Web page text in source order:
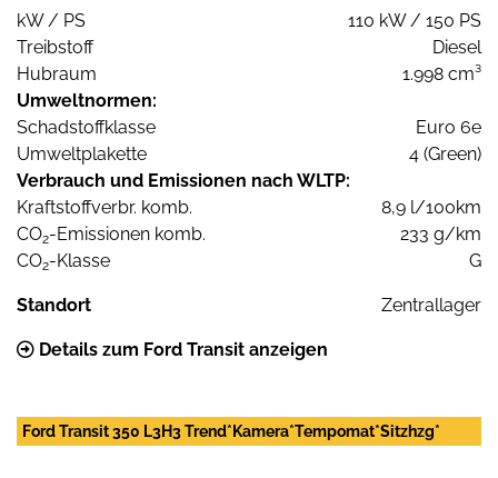
kW / PS
110 kW / 150 PS
Treibstoff
Diesel
Hubraum
1.998 cm³
Umweltnormen:
Schadstoffklasse
Euro 6e
Umweltplakette
4 (Green)
Verbrauch und Emissionen nach WLTP:
Kraftstoffverbr. komb.
8,9 l/100km
CO2-Emissionen komb.
233 g/km
CO2-Klasse G
Standort Zentrallager
Details zum Ford Transit anzeigen
Ford Transit 350 L3H3 Trend*Kamera*Tempomat*Sitzhzg*